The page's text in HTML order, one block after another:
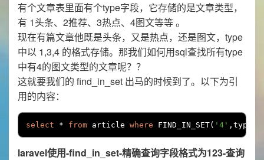
有个文章表里面有个type字段，它存储的是文章类型，
有 1头条、2推荐、3热点、4图文等等 。
现在有篇文章他既是头条，又是热点，还是图文，type
中以 1,3,4 的格式存储。那我们如何用sql查找所有type
中有4的图文类型的文章呢？？
这就要我们的 find_in_set 出马的时候到了。以下为引
用的内容：
select * from article where FIND_IN_SET( '4' , type
laravel使用-find_in_set-精确查询字段格式为123-查询